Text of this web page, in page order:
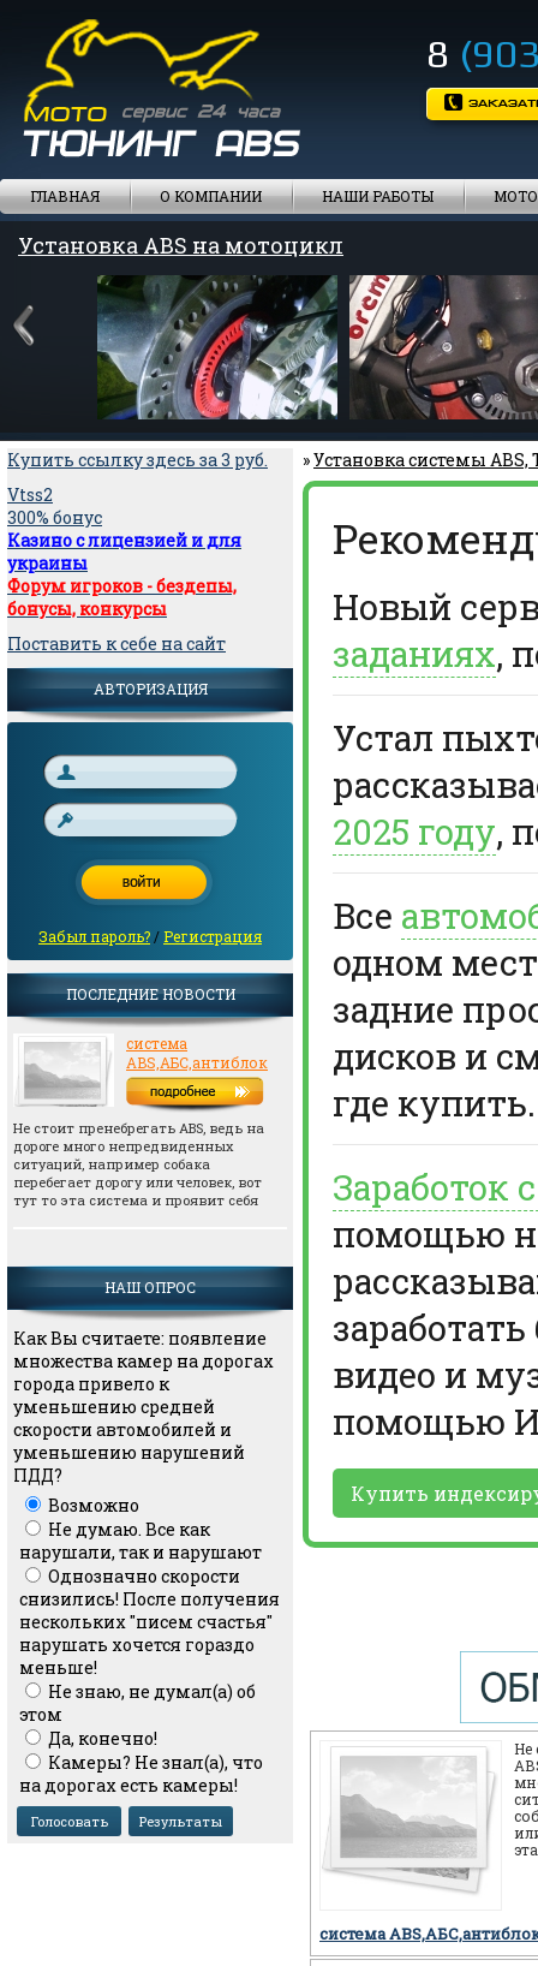
8
ГЛАВНАЯ О КОМПАНИИ НАШИ РАБОТЫ
Установка ABS на мотоцикл
Купить ссылку здесь за3 руб.
Vtss2
300% бонус
Казино с лицензией и для
украины
Форум игроков - бездепы,
бонусы, конкурсы
Поставить к себе на сайт
АВТОРИЗАЦИЯ
Забыл пароль? /Регистрация
ПОСЛЕДНИЕ НОВОСТИ
система
ABS,АБС,антиблок
Не стоит пренебрегать АВS, ведь на
дороге много непредвиденных
ситуаций, например собака
перебегает дорогу или человек, вот
тут то эта система и проявит себя
НАШ ОПРОС
Как Вы считаете: появление
множества камер на дорогах
города привело к
уменьшению средней
скорости автомобилей и
уменьшению нарушений
ПДД?
Возможно
Не думаю. Все как
нарушали, так и нарушают
Однозначно скорости
снизились! После получения
нескольких "писем счастья"
нарушать хочется гораздо
меньше!
Не знаю, не думал(а) об
этом
Да, конечно!
Камеры? Не знал(а), что
на дорогах есть камеры!
»Установка системы
Новый
заданиях,
Устал
2025 году,
Все
одном
задние
дисков и
где купить.
помощью
видео и
помощью
Купить
Не
система